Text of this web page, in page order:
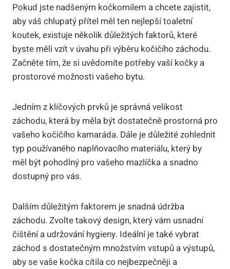
Pokud jste nadšeným kočkomilem a chcete zajistit,
aby váš chlupatý přítel měl ten nejlepší toaletní
koutek, existuje několik důležitých faktorů, které
byste měli vzít v úvahu při výběru kočičího záchodu.
Začněte tím, že si uvědomíte potřeby vaší kočky a
prostorové možnosti vašeho bytu.
Jedním z klíčových prvků je správná velikost
záchodu, která by měla být dostatečně prostorná pro
vašeho kočičího kamaráda. Dále je důležité zohlednit
typ používaného naplňovacího materiálu, který by
měl být pohodlný pro vašeho mazlíčka a snadno
dostupný pro vás.
Dalším důležitým faktorem je snadná údržba
záchodu. Zvolte takový design, který vám usnadní
čištění a udržování hygieny. Ideální je také vybrat
záchod s dostatečným množstvím vstupů a výstupů,
aby se vaše kočka cítila co nejbezpečněji a